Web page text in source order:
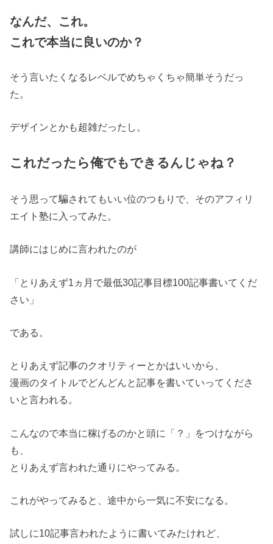
なんだ、これ。
これで本当に良いのか？
そう言いたくなるレベルでめちゃくちゃ簡単そうだっ
た。
デザインとかも超雑だったし。
これだったら俺でもできるんじゃね？
そう思って騙されてもいい位のつもりで、そのアフィリ
エイト塾に入ってみた。
講師にはじめに言われたのが
「とりあえず1ヵ月で最低30記事目標100記事書いてくだ
さい」
である。
とりあえず記事のクオリティーとかはいいから、
漫画のタイトルでどんどんと記事を書いていってくださ
いと言われる。
こんなので本当に稼げるのかと頭に「？」をつけながら
も、
とりあえず言われた通りにやってみる。
これがやってみると、途中から一気に不安になる。
試しに10記事言われたように書いてみたけれど、